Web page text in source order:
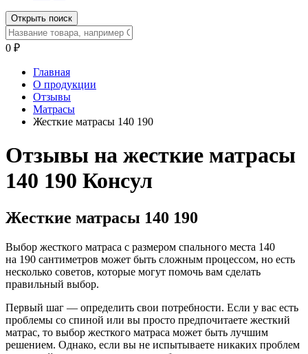
Открыть поиск
0 ₽
Главная
О продукции
Отзывы
Матрасы
Жесткие матрасы 140 190
Отзывы на жесткие матрасы
140 190 Консул
Жесткие матрасы 140 190
Выбор жесткого матраса с размером спального места 140
на 190 сантиметров может быть сложным процессом, но есть
несколько советов, которые могут помочь вам сделать
правильный выбор.
Первый шаг — определить свои потребности. Если у вас есть
проблемы со спиной или вы просто предпочитаете жесткий
матрас, то выбор жесткого матраса может быть лучшим
решением. Однако, если вы не испытываете никаких проблем